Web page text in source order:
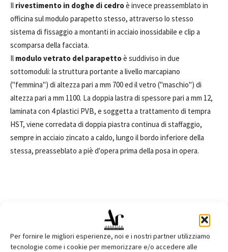
Per fornire le migliori esperienze, noi e i nostri partner utilizziamo
tecnologie come i cookie per memorizzare e/o accedere alle
Il rivestimento in doghe di cedroè invece preassemblato in
officina sul modulo parapetto stesso, attraverso lo stesso
sistema di fissaggio a montanti in acciaio inossidabile e clip a
scomparsa della facciata.
Il modulo vetrato del parapettoè suddiviso in due
sottomoduli: la struttura portante a livello marcapiano
("femmina") di altezza pari a mm 700 ed il vetro ("maschio") di
altezza pari a mm 1100. La doppia lastra di spessore pari a mm 12,
laminata con 4 plastici PVB, e soggetta a trattamento di tempra
HST, viene corredata di doppia piastra continua di staffaggio,
sempre in acciaio zincato a caldo, lungo il bordo inferiore della
stessa, preasseblato a piè d'opera prima della posa in opera.